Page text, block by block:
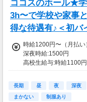
ココスのホール★
3h〜で学校や家事
得な待遇有♪＜初バ
時給1200円〜（月払い
深夜時給:1500円
高校生給与:時給1100円
土日祝：時給150円UP
交通費一部支給
長期 昼 夜 深夜
まかない
制服あり